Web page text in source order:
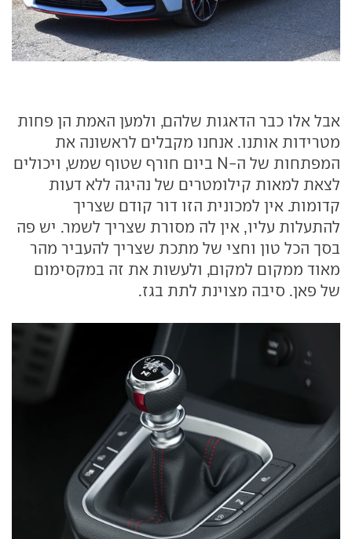
אבל אלו כבר הדאגות שלהם, ולמען האמת הן פחות
מטרידות אותנו. אנחנו מקבלים לראשונה את
המפתחות של ה-N ביום חורף שטוף שמש, ויכולים
לצאת למאות קילומטרים של נהיגה ללא דעות
קדומות. אין למכונית הזו דור קודם שצריך
להתעלות עליו, אין לה מסורת שצריך לשמר. יש פה
בסך הכל טון וחצי של מתכת שצריך להעביר מהר
מאוד ממקום למקום, ולעשות את זה במקסימום
של פאן. סיבה מצוינת לתת בגז.